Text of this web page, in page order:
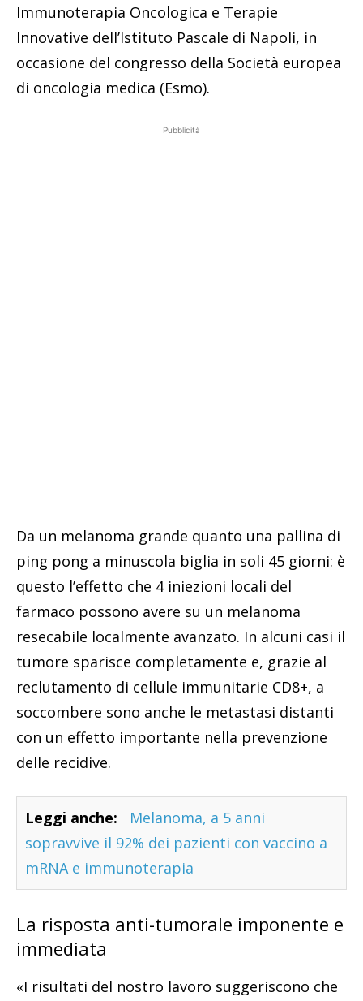
Immunoterapia Oncologica e Terapie
Innovative dell’Istituto Pascale di Napoli, in
occasione del congresso della Società europea
di oncologia medica (Esmo).
Pubblicità
Da un melanoma grande quanto una pallina di
ping pong a minuscola biglia in soli 45 giorni: è
questo l’effetto che 4 iniezioni locali del
farmaco possono avere su un melanoma
resecabile localmente avanzato. In alcuni casi il
tumore sparisce completamente e, grazie al
reclutamento di cellule immunitarie CD8+, a
soccombere sono anche le metastasi distanti
con un effetto importante nella prevenzione
delle recidive.
Leggi anche:
Melanoma, a 5 anni
sopravvive il 92% dei pazienti con vaccino a
mRNA e immunoterapia
La risposta anti-tumorale imponente e
immediata
«I risultati del nostro lavoro suggeriscono che